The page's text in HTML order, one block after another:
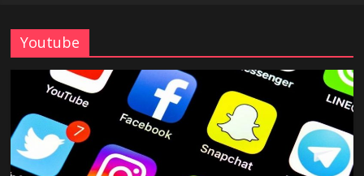
takipçi
hilesi,
beğeni
Youtube